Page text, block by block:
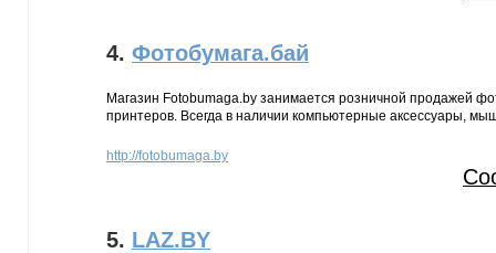
4. Фотобумага.бай
Магазин Fotobumaga.by занимается розничной продажей
принтеров. Всегда в наличии компьютерные аксессуары,
http://fotobumaga.by
5. LAZ.BY